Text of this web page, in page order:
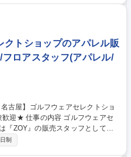
自社案件、RC造の共同住宅 ■エリ
特色：社用PCを貸与し、さいたま
れない働き方を実現しています。
クトショップのアパレル販
ロアスタッフ(アパレル/
フウェアセ
『ZOY』の販売スタッフとして接
色や柄の好み、どのような形のも
制